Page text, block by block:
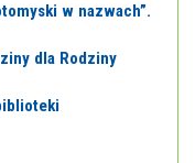
w nazwach”.
dla Rodziny